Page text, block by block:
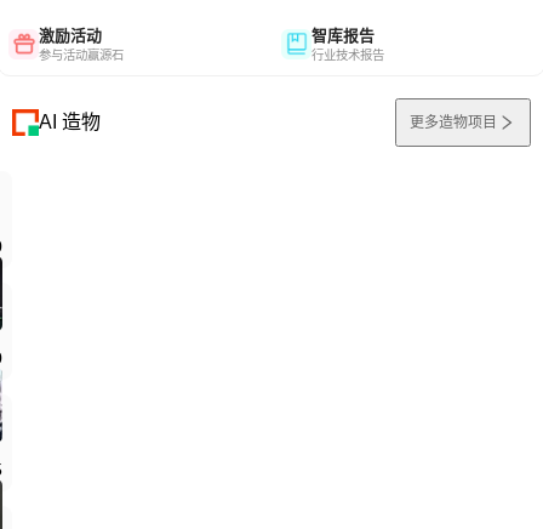
激励活动
参与活动赢源石
智库报告
行业技术报告
AI 造物 更多造物项目